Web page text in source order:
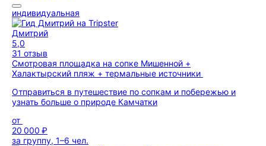
индивидуальная
Дмитрий
5,0
31 отзыв
Смотровая площадка на сопке Мишенной +
Халактырский пляж + термальные источники
Отправиться в путешествие по сопкам и побережью и
узнать больше о природе Камчатки
от
20 000 ₽
за группу, 1–6 чел.